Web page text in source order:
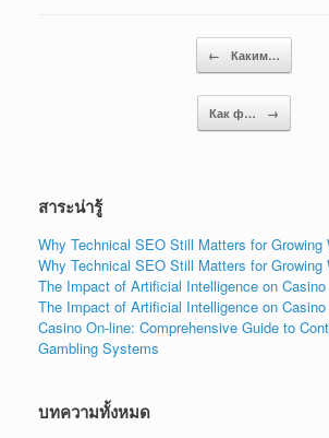
← Каким…
Как ф… →
สาระน่ารู้
Why Technical SEO Still Matters for Growing
Why Technical SEO Still Matters for Growing
The Impact of Artificial Intelligence on Casino
The Impact of Artificial Intelligence on Casino
Casino On-line: Comprehensive Guide to
Gambling Systems
บทความทั้งหมด